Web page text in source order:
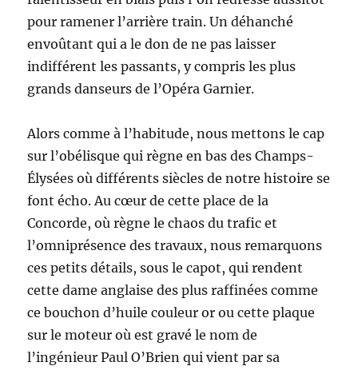
pour ramener l’arrière train. Un déhanché
envoûtant qui a le don de ne pas laisser
indifférent les passants, y compris les plus
grands danseurs de l’Opéra Garnier.
Alors comme à l’habitude, nous mettons le cap
sur l’obélisque qui règne en bas des Champs-
Élysées où différents siècles de notre histoire se
font écho. Au cœur de cette place de la
Concorde, où règne le chaos du trafic et
l’omniprésence des travaux, nous remarquons
ces petits détails, sous le capot, qui rendent
cette dame anglaise des plus raffinées comme
ce bouchon d’huile couleur or ou cette plaque
sur le moteur où est gravé le nom de
l’ingénieur Paul O’Brien qui vient par sa